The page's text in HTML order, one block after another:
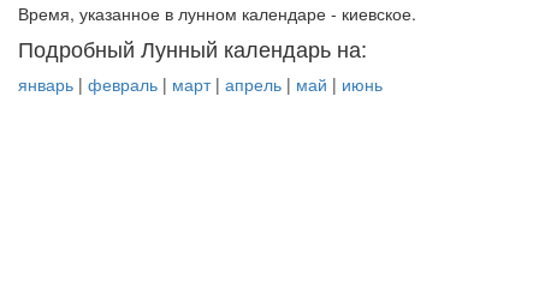
Время, указанное в лунном календаре - киевское.
Подробный Лунный календарь на:
январь | февраль | март| апрель | май | июнь